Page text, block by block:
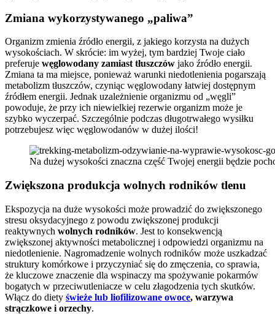
Zmiana wykorzystywanego „paliwa”
Organizm zmienia źródło energii, z jakiego korzysta na dużych
wysokościach. W skrócie: im wyżej, tym bardziej Twoje ciało
preferuje węglowodany zamiast tłuszczów jako źródło energii.
Zmiana ta ma miejsce, ponieważ warunki niedotlenienia pogarszają
metabolizm tłuszczów, czyniąc węglowodany łatwiej dostępnym
źródłem energii. Jednak uzależnienie organizmu od „węgli”
powoduje, że przy ich niewielkiej rezerwie organizm może je
szybko wyczerpać. Szczególnie podczas długotrwałego wysiłku
potrzebujesz więc węglowodanów w dużej ilości!
Na dużej wysokości znaczna część Twojej energii będzie
Zwiększona produkcja wolnych rodników tlenu
Ekspozycja na duże wysokości może prowadzić do zwiększonego
stresu oksydacyjnego z powodu zwiększonej produkcji
reaktywnych wolnych rodników. Jest to konsekwencją
zwiększonej aktywności metabolicznej i odpowiedzi organizmu na
niedotlenienie. Nagromadzenie wolnych rodników może uszkadzać
struktury komórkowe i przyczyniać się do zmęczenia, co sprawia,
że kluczowe znaczenie dla wspinaczy ma spożywanie pokarmów
bogatych w przeciwutleniacze w celu złagodzenia tych skutków.
Włącz do diety świeże lub liofilizowane owoce, warzywa
strączkowe i orzechy.